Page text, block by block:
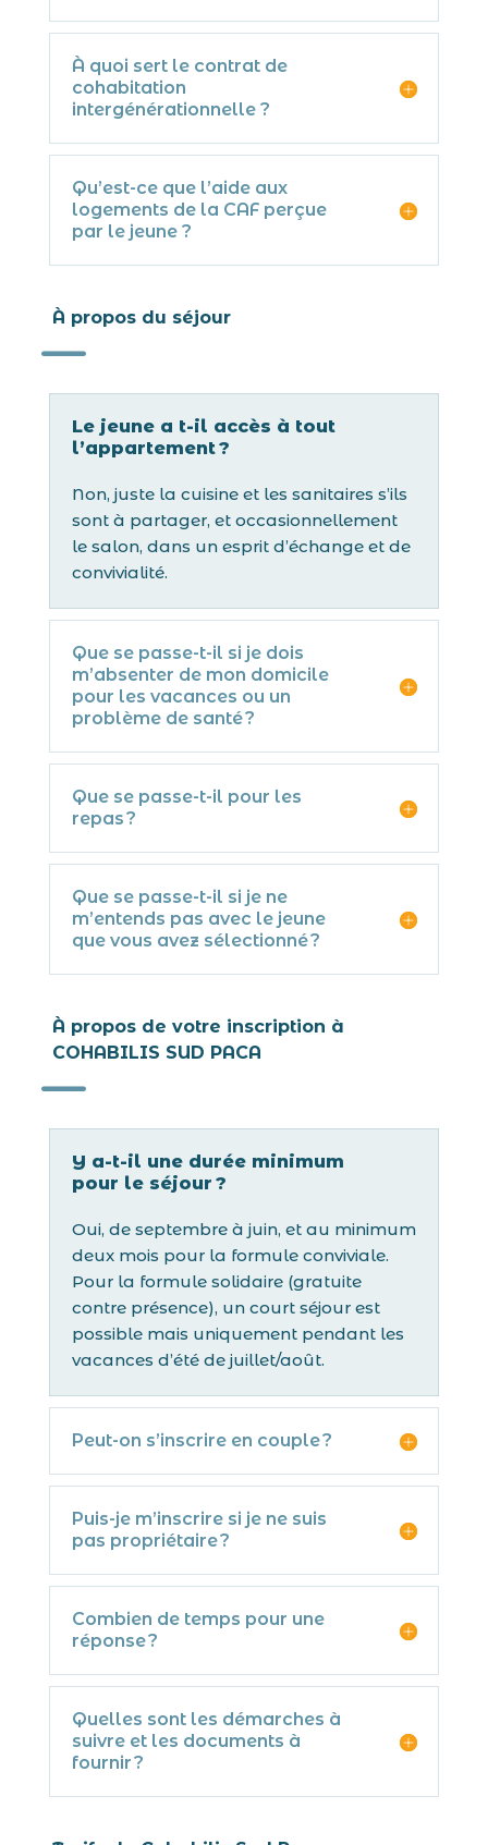
À quoi sert le contrat de
cohabitation
intergénérationnelle ?
Qu’est-ce que l’aide aux
logements de la CAF perçue
par le jeune ?
À propos du séjour
K
Le jeune a t-il accès à tout
l’appartement ?
Non, juste la cuisine et les sanitaires s’ils
sont à partager, et occasionnellement
le salon, dans un esprit d’échange et de
convivialité.
Que se passe-t-il si je dois
m’absenter de mon domicile
pour les vacances ou un
problème de santé ?
Que se passe-t-il pour les
repas ?
Que se passe-t-il si je ne
m’entends pas avec le jeune
que vous avez sélectionné ?
À propos de votre inscription à
COHABILIS SUD PACA
K
Y a-t-il une durée minimum
pour le séjour ?
Oui, de septembre à juin, et au minimum
deux mois pour la formule conviviale.
Pour la formule solidaire (gratuite
contre présence), un court séjour est
possible mais uniquement pendant les
vacances d’été de juillet/août.
Peut-on s’inscrire en couple ?
Puis-je m’inscrire si je ne suis
pas propriétaire ?
Combien de temps pour une
réponse ?
Quelles sont les démarches à
suivre et les documents à
fournir ?